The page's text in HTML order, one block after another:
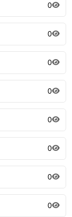
0
0
0
0
0
0
0
0